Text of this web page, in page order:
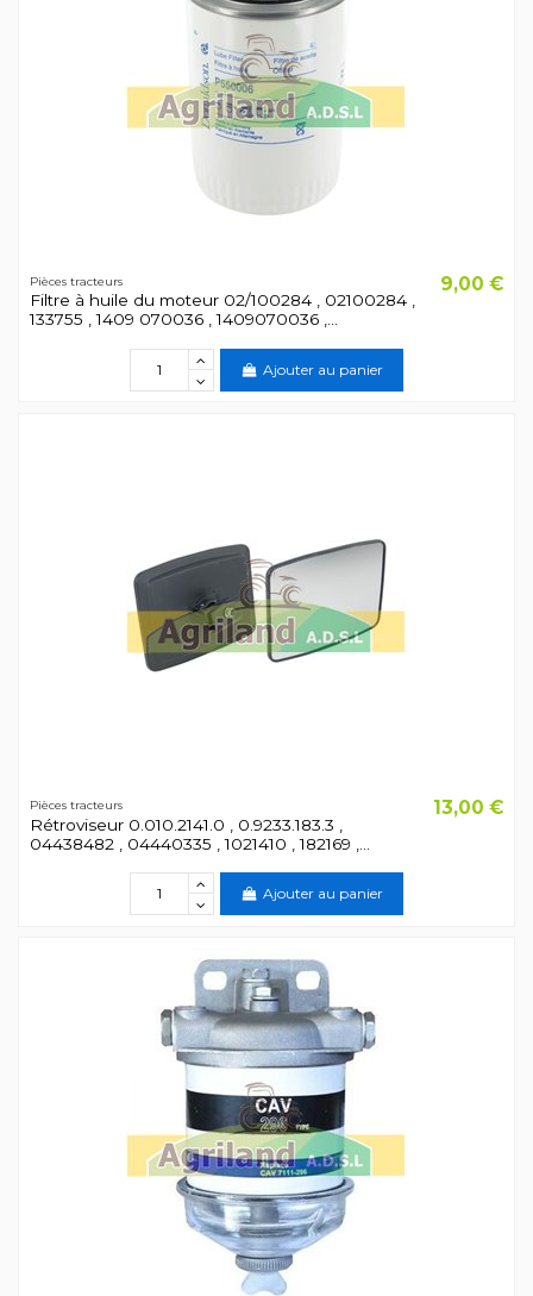
Pièces tracteurs
Filtre à huile du moteur 02/100284 , 02100284 ,
133755 , 1409 070036 , 1409070036 ,...
9,00 €
Ajouter au panier
Pièces tracteurs
Rétroviseur 0.010.2141.0 , 0.9233.183.3 ,
04438482 , 04440335 , 1021410 , 182169 ,...
13,00 €
Ajouter au panier